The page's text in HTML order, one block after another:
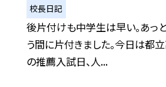
校長日記
後片付けも中学生は早い。あっ
う間に片付きました。今日は都
の推薦入試日、人...